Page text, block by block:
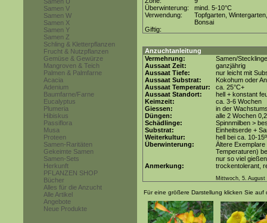
Samen V
Samen W
Samen X
Samen Y
Samen Z
Schling & Kletterpflanzen
Frucht & Nutzpflanzen
Gemüse & Gewürze
Mangroven & Teich
Palmen & Palmfarne
Acacia
Adenium
Baumfarne/Farne
Eucalyptus
Plumeria
Hibiskus
Passiflora
Musa
Proteen
Samen-Raritäten
Gekeimte Samen
Samen-Sets
Herkunft
PFLANZEN SHOP
Bücher
Alles für die Anzucht
Alle Artikel
Angebote
Neue Produkte
Überwinterung:
mind. 5-10°C
Verwendung:
Topfgarten, Wintergarten,
Bonsai
Giftig:
Anzuchtanleitung
Vermehrung:
Samen/Stecklinge
Aussaat Zeit:
ganzjährig
Aussaat Tiefe:
nur leicht mit
Aussaat Substrat:
Kokohum oder
Aussaat Temperatur:
ca. 25°C+
Aussaat Standort:
hell + konstant
Keimzeit:
ca. 3-6 Wochen
Giessen:
in der
Düngen:
alle 2 Wochen
Schädlinge:
Spinnmilben >
Substrat:
Einheitserde +
Weiterkultur:
hell bei ca. 10-
Überwinterung:
Ältere
Temperaturen)
nur so viel
Anmerkung:
trockentolerant,
Mittwoch, 5. August
Für eine größere Darstellung klicken Sie auf